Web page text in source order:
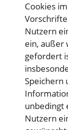
Cookies
Nutzern
ein, außer
gefordert
Speichern
unbedingt
Nutzern